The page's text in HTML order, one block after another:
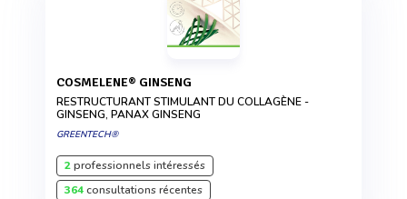
COSMELENE® GINSENG
RESTRUCTURANT STIMULANT DU COLLAGÈNE -
GINSENG, PANAX GINSENG
GREENTECH®
2professionnels intéressés
364consultations récentes